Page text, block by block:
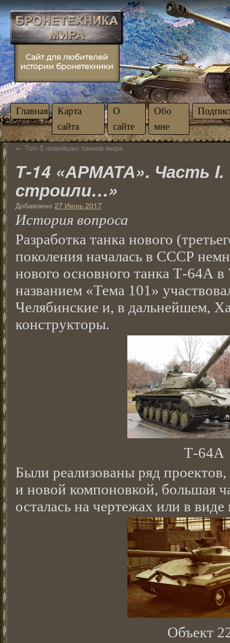
Главная
Карта
сайта
О
сайте
Обо
мне
← Топ-5 новейших танков мира
Т-14 «АРМАТА». Часть
строили…»
Добавлено 27 Июнь 2017
История вопроса
Разработка танка нового
поколения началась в СССР
нового основного танка Т-64А в
названием «Тема 101»
Челябинские и, в дальнейшем,
конструкторы.
Т-64А
Были реализованы ряд
и новой компоновкой, большая
осталась на чертежах или в виде
Объект